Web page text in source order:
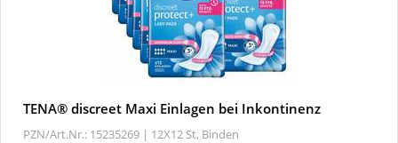
TENA® discreet Maxi Einlagen bei Inkontinenz
PZN/Art.Nr.: 15235269 | 12X12 St, Binden